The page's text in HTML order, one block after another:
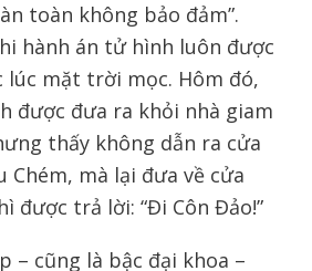
toàn không bảo đảm”.
hành án tử hình luôn được
mặt trời mọc. Hôm đó,
được đưa ra khỏi nhà giam
thấy không dẫn ra cửa
Chém, mà lại đưa về cửa
được trả lời: “Đi Côn Đảo!”
– cũng là bậc đại khoa –